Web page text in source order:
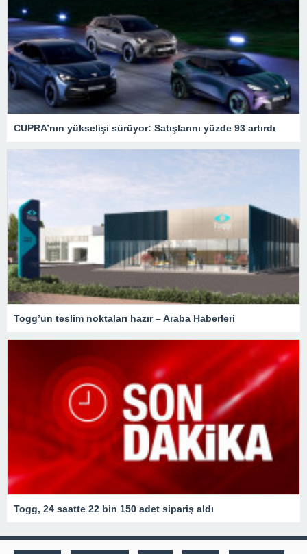
CUPRA’nın yükselişi sürüyor: Satışlarını yüzde 93 artırdı
Togg’un teslim noktaları hazır – Araba Haberleri
Togg, 24 saatte 22 bin 150 adet sipariş aldı